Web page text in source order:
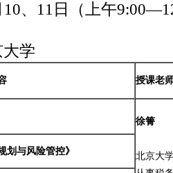
10、11日（上午
学
授课老
徐箐
北京大
划与风险管控》